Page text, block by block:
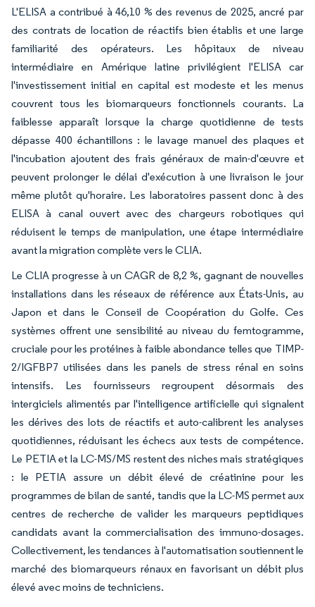
L'ELISA a contribué à 46,10 % des revenus de 2025, ancré par
des contrats de location de réactifs bien établis et une large
familiarité des opérateurs. Les hôpitaux de niveau
intermédiaire en Amérique latine privilégient l'ELISA car
l'investissement initial en capital est modeste et les menus
couvrent tous les biomarqueurs fonctionnels courants. La
faiblesse apparaît lorsque la charge quotidienne de tests
dépasse 400 échantillons : le lavage manuel des plaques et
l'incubation ajoutent des frais généraux de main-d'œuvre et
peuvent prolonger le délai d'exécution à une livraison le jour
même plutôt qu'horaire. Les laboratoires passent donc à des
ELISA à canal ouvert avec des chargeurs robotiques qui
réduisent le temps de manipulation, une étape intermédiaire
avant la migration complète vers le CLIA.
Le CLIA progresse à un CAGR de 8,2 %, gagnant de nouvelles
installations dans les réseaux de référence aux États-Unis, au
Japon et dans le Conseil de Coopération du Golfe. Ces
systèmes offrent une sensibilité au niveau du femtogramme,
cruciale pour les protéines à faible abondance telles que TIMP-
2/IGFBP7 utilisées dans les panels de stress rénal en soins
intensifs. Les fournisseurs regroupent désormais des
intergiciels alimentés par l'intelligence artificielle qui signalent
les dérives des lots de réactifs et auto-calibrent les analyses
quotidiennes, réduisant les échecs aux tests de compétence.
Le PETIA et la LC-MS/MS restent des niches mais stratégiques
: le PETIA assure un débit élevé de créatinine pour les
programmes de bilan de santé, tandis que la LC-MS permet aux
centres de recherche de valider les marqueurs peptidiques
candidats avant la commercialisation des immuno-dosages.
Collectivement, les tendances à l'automatisation soutiennent le
marché des biomarqueurs rénaux en favorisant un débit plus
élevé avec moins de techniciens.